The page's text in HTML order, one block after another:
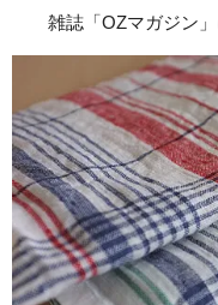
雑誌「OZマガジン」